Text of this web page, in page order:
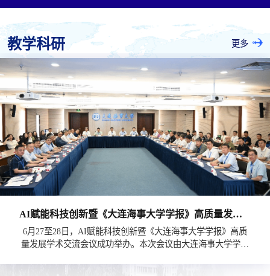
教学科研 更多
AI赋能科技创新暨《大连海事大学学报》高质量发展学术交流会议成功举办
6月27至28日，AI赋能科技创新暨《大连海事大学学报》高质
量发展学术交流会议成功举办。本次会议由大连海事大学学术